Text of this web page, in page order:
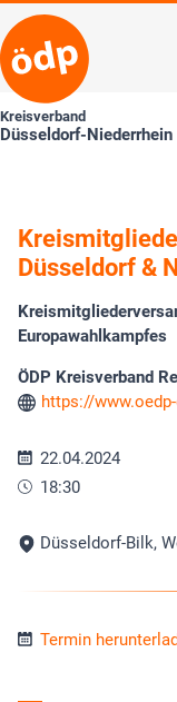
Kreisverband
Düsseldorf-Niederrhein
Düsseldorf &
Europawahlkampfes
ÖDP Kreisverband
https://
22.04.2024
18:30
Düsseldorf-Bilk,
Termin